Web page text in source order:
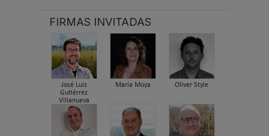
FIRMAS INVITADAS
José Luis
Gutiérrez
Villanueva
María Moya Oliver Style